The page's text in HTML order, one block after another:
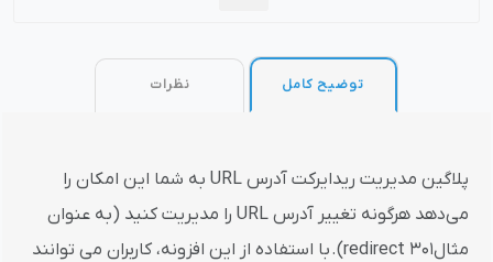
توضیح کامل نظرات
پلاگین مدیریت ریدایرکت آدرس URL به شما این امکان را
می‌دهد هرگونه تغییر آدرس URL را مدیریت کنید (به عنوان
مثال301 redirect). با استفاده از این افزونه، کاربران می توانند